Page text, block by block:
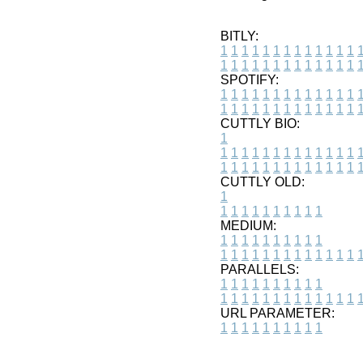
BITLY:
1 1 1 1 1 1 1 1 1 1 1 1 1 1
1 1 1 1 1 1 1 1 1 1 1 1 1 1
SPOTIFY:
1 1 1 1 1 1 1 1 1 1 1 1 1 1
1 1 1 1 1 1 1 1 1 1 1 1 1 1
CUTTLY BIO:
1
1 1 1 1 1 1 1 1 1 1 1 1 1 1
1 1 1 1 1 1 1 1 1 1 1 1 1 1
CUTTLY OLD:
1
1 1 1 1 1 1 1 1 1 1
MEDIUM:
1 1 1 1 1 1 1 1 1 1
1 1 1 1 1 1 1 1 1 1 1 1 1 1
PARALLELS:
1 1 1 1 1 1 1 1 1 1
1 1 1 1 1 1 1 1 1 1 1 1 1 1
URL PARAMETER:
1 1 1 1 1 1 1 1 1 1